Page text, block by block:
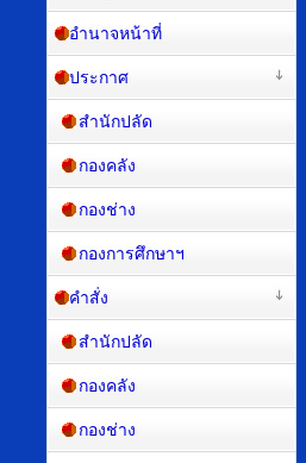
อำนาจหน้าที่
ประกาศ
สำนักปลัด
กองคลัง
กองช่าง
กองการศึกษาฯ
คำสั่ง
สำนักปลัด
กองคลัง
กองช่าง